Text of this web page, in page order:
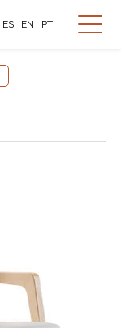
ES EN PT